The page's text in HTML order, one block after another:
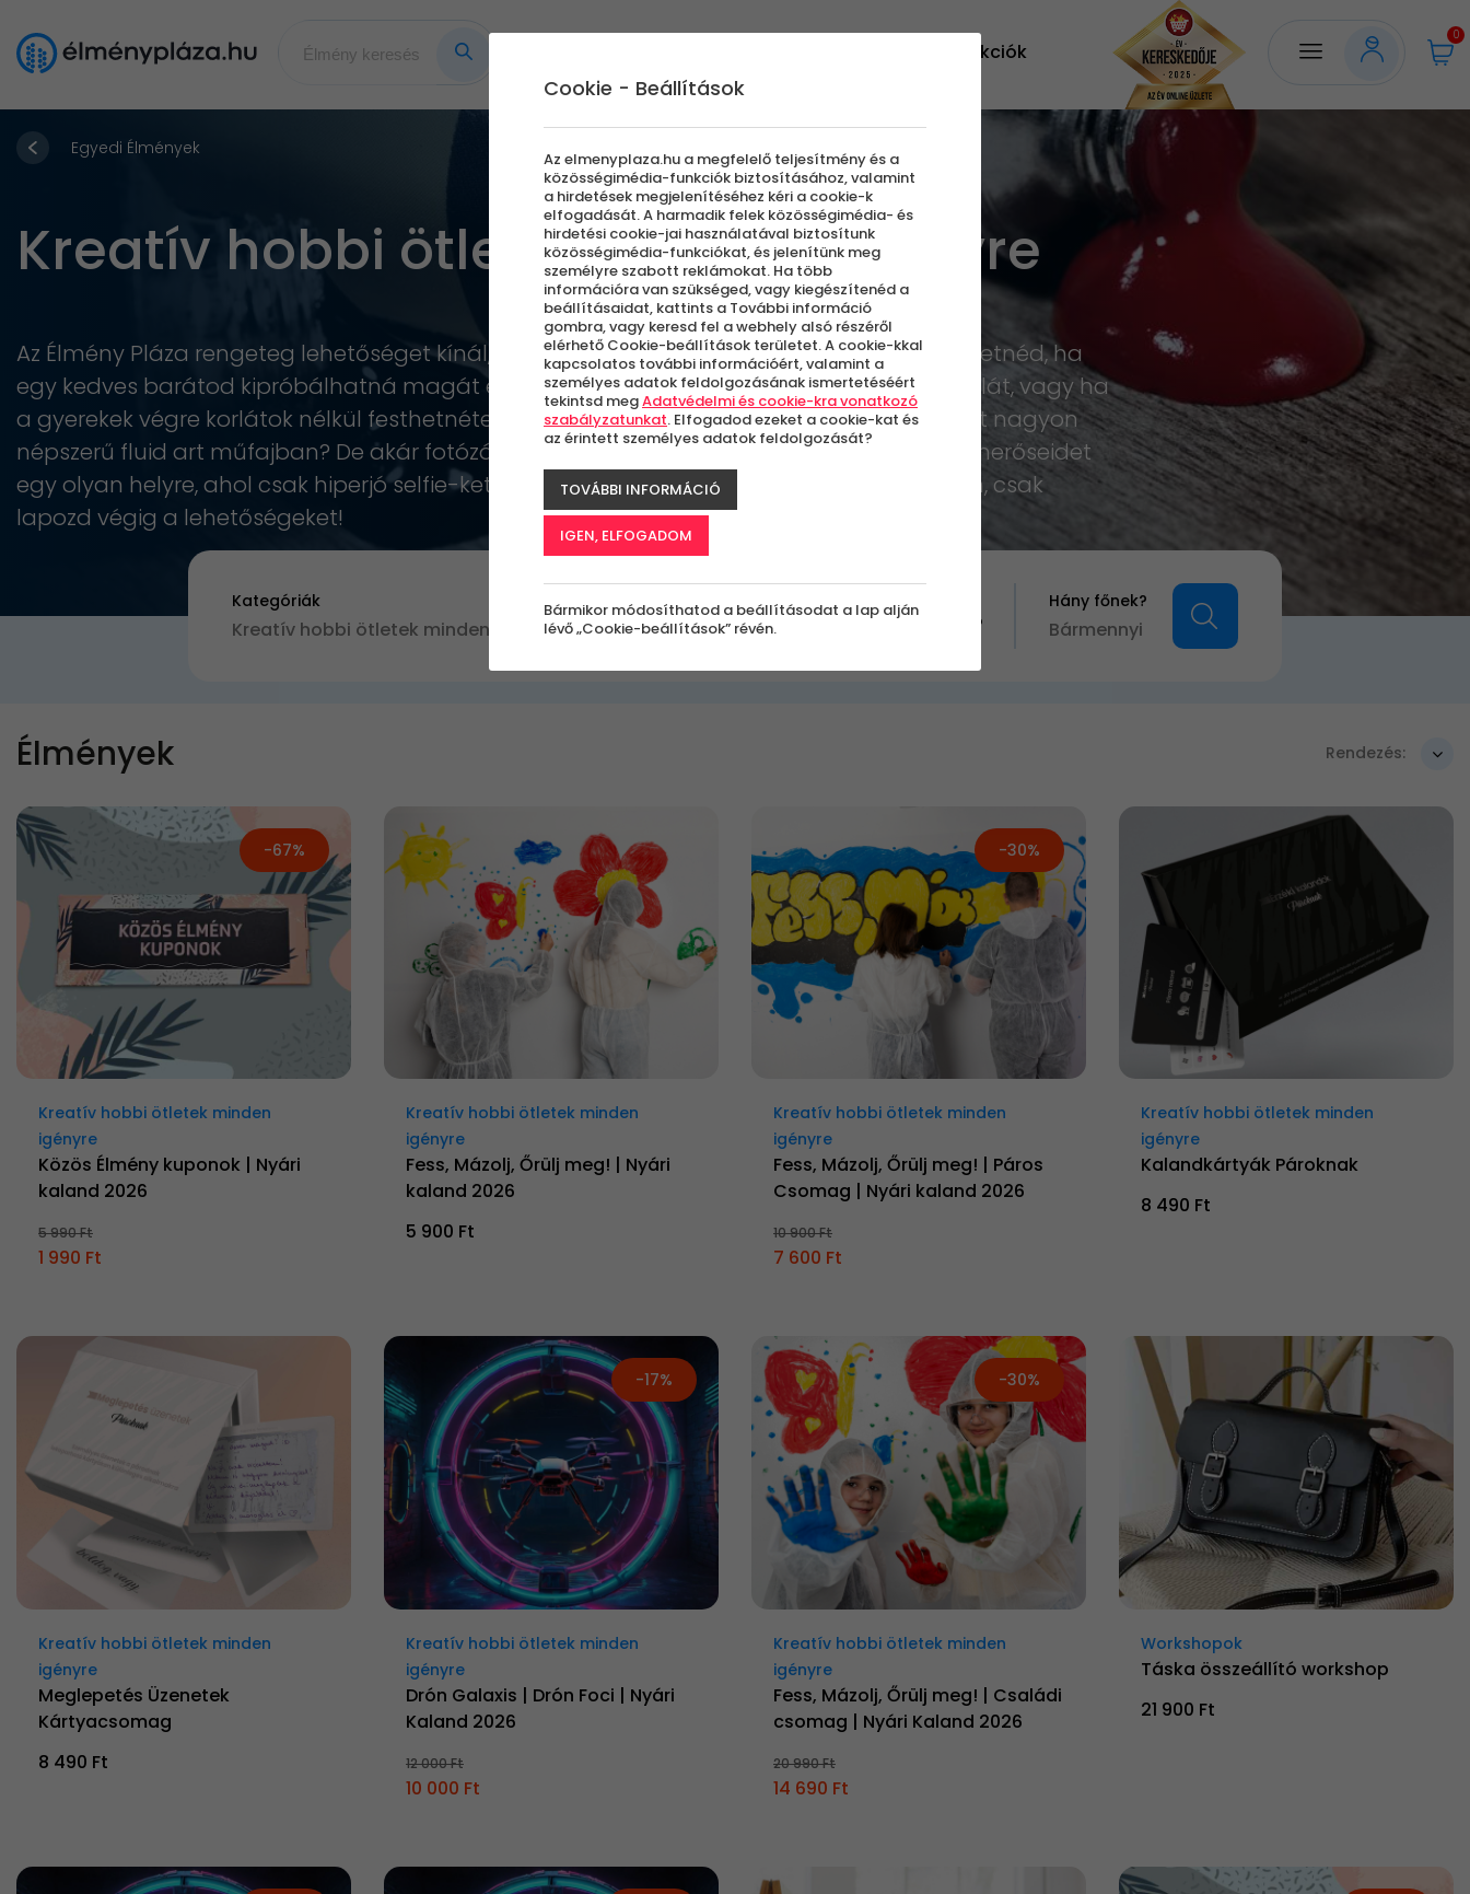
Akciók
0
Egyedi Élmények
Kreatív hobbi ötletek minden igényre
Az Élmény Pláza rengeteg lehetőséget kínál, ha művészi jellegű programokat keresel. Szeretnéd, ha
egy kedves barátod kipróbálhatná magát egy valódi hangstúdióban, felvehetné egy dalát, vagy ha
a gyerekek végre korlátok nélkül festhetnétek? Vagy éppen te készítenél egy képet a most nagyon
népszerű fluid art műfajban? De akár fotózásra is meghívhatod egy élmény kuponnal ismerőseidet
egy olyan helyre, ahol csak hiperjó selfie-ket lehet készíteni. Az élmények tárháza végtelen, csak
lapozd végig a lehetőségeket!
Kategóriák
Milyen
értékben?
Kinek szól az
élmény?
Milyen
alkalomra?
Hány főnek?
Bármennyi
Élmények Rendezés:
-67%
Kreatív hobbi ötletek minden
igényre
Közös Élmény kuponok | Nyári
kaland 2026
5 990 Ft
1 990 Ft
Kreatív hobbi ötletek minden
igényre
Fess, Mázolj, Őrülj meg! | Nyári
kaland 2026
5 900 Ft
-30%
Kreatív hobbi ötletek minden
igényre
Fess, Mázolj, Őrülj meg! | Páros
Csomag | Nyári kaland 2026
10 900 Ft
7 600 Ft
Kreatív hobbi ötletek minden
igényre
Kalandkártyák Pároknak
8 490 Ft
Kreatív hobbi ötletek minden
igényre
Meglepetés Üzenetek
Kártyacsomag
8 490 Ft
-17%
Kreatív hobbi ötletek minden
igényre
Drón Galaxis | Drón Foci | Nyári
Kaland 2026
12 000 Ft
10 000 Ft
-30%
Kreatív hobbi ötletek minden
igényre
Fess, Mázolj, Őrülj meg! | Családi
csomag | Nyári Kaland 2026
20 990 Ft
14 690 Ft
Workshopok
Táska összeállító workshop
21 900 Ft
Cookie - Beállítások
Az elmenyplaza.hu a megfelelő teljesítmény és a
közösségimédia-funkciók biztosításához, valamint
a hirdetések megjelenítéséhez kéri a cookie-k
elfogadását. A harmadik felek közösségimédia- és
hirdetési cookie-jai használatával biztosítunk
közösségimédia-funkciókat, és jelenítünk meg
személyre szabott reklámokat. Ha több
információra van szükséged, vagy kiegészítenéd a
beállításaidat, kattints a További információ
gombra, vagy keresd fel a webhely alsó részéről
elérhető Cookie-beállítások területet. A cookie-kkal
kapcsolatos további információért, valamint a
személyes adatok feldolgozásának ismertetéséért
tekintsd megAdatvédelmi és cookie-kra vonatkozó
szabályzatunkat. Elfogadod ezeket a cookie-kat és
az érintett személyes adatok feldolgozását?
TOVÁBBI INFORMÁCIÓ
IGEN, ELFOGADOM
Bármikor módosíthatod a beállításodat a lap alján
lévő „Cookie-beállítások” révén.